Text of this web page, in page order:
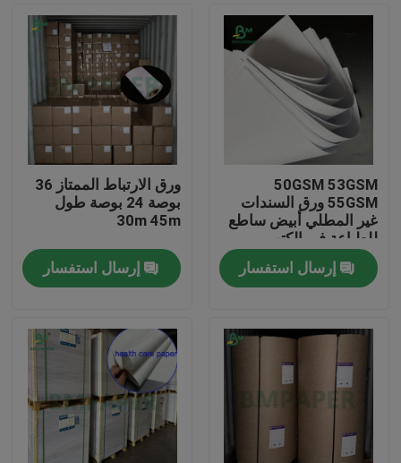
منزل
المنتجات
حول بنا
50GSM 53GSM
55GSM ورق السندات
غير المطلي أبيض ساطع
للطباعة في الكتب
المحمولة
إرسال استفسار
ورق الارتباط الممتاز 36
بوصة 24 بوصة طول
30m 45m
إرسال استفسار